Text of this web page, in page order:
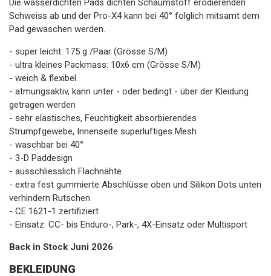
Die wasserdichten Pads dichten Schaumstoff erodierenden
Schweiss ab und der Pro-X4 kann bei 40° folglich mitsamt dem
Pad gewaschen werden.
- super leicht: 175 g /Paar (Grösse S/M)
- ultra kleines Packmass: 10x6 cm (Grösse S/M)
- weich & flexibel
- atmungsaktiv, kann unter - oder bedingt - über der Kleidung
getragen werden
- sehr elastisches, Feuchtigkeit absorbierendes
Strumpfgewebe, Innenseite superluftiges Mesh
- waschbar bei 40°
- 3-D Paddesign
- ausschliesslich Flachnähte
- extra fest gummierte Abschlüsse oben und Silikon Dots unten
verhindern Rutschen
- CE 1621-1 zertifiziert
- Einsatz: CC- bis Enduro-, Park-, 4X-Einsatz oder Multisport
Back in Stock Juni 2026
BEKLEIDUNG